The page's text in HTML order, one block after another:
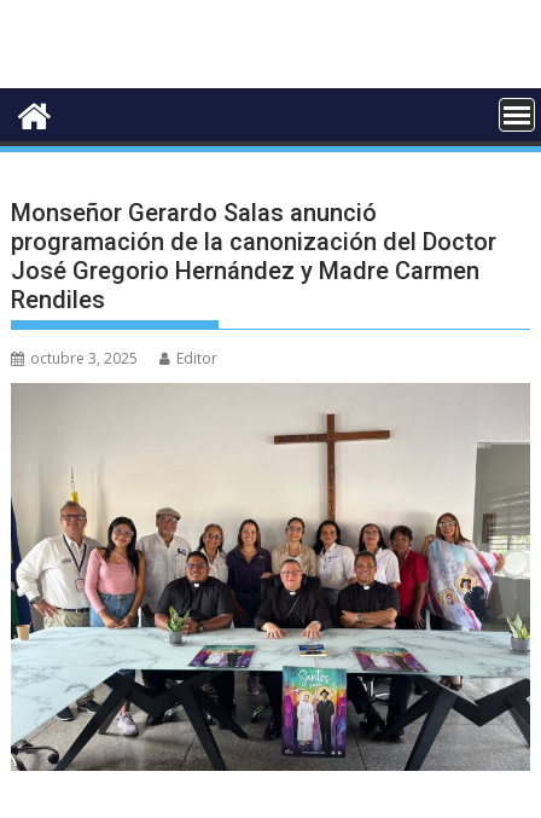
Monseñor Gerardo Salas anunció
programación de la canonización del Doctor
José Gregorio Hernández y Madre Carmen
Rendiles
octubre 3, 2025 Editor